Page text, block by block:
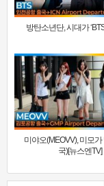
방탄소년단, 시대가
미야오(MEOVV), 미모가
국)[뉴스엔TV]